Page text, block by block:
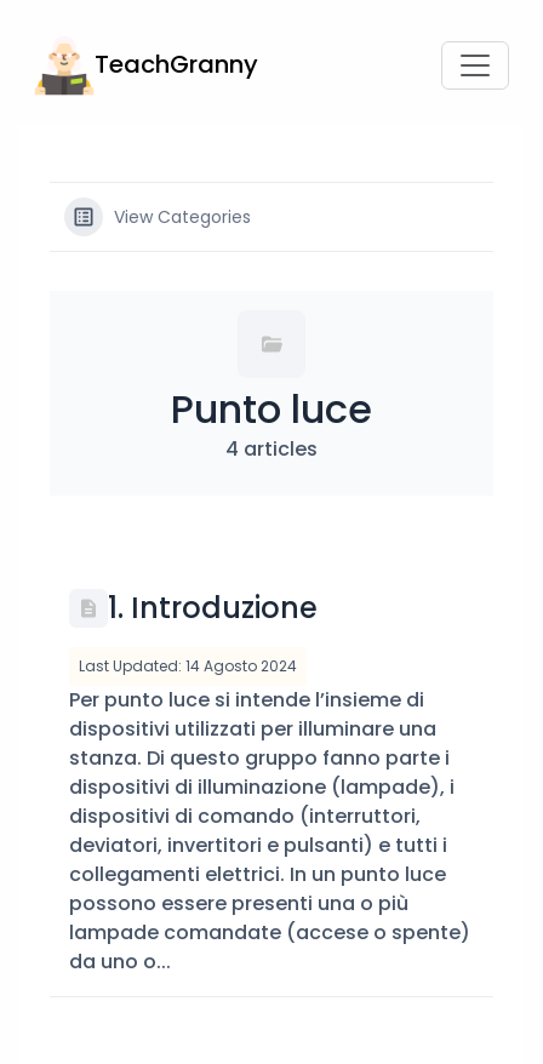
TeachGranny
View Categories
Punto luce
4 articles
1. Introduzione
Last Updated: 14 Agosto 2024
Per punto luce si intende l’insieme di
dispositivi utilizzati per illuminare una
stanza. Di questo gruppo fanno parte i
dispositivi di illuminazione (lampade), i
dispositivi di comando (interruttori,
deviatori, invertitori e pulsanti) e tutti i
collegamenti elettrici. In un punto luce
possono essere presenti una o più
lampade comandate (accese o spente)
da uno o...